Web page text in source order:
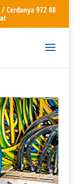
Cerdanya 972 88